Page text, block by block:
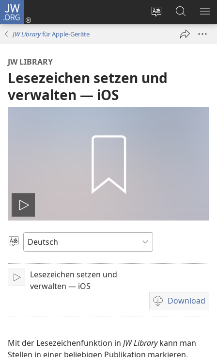
JW.ORG
Websitesprache
ändern
Anmelden
(öffnet
Suche
JW Libraryfür Apple-Geräte
JW LIBRARY
Lesezeichen setzen und
verwalten — iOS
Video
abspielen
Sprache
auswählen
Abspielen
Lesezeichen setzen und
verwalten — iOS
Download
für
Mit der Lesezeichenfunktion in JW Librarykann man
Stellen in einer beliebigen Publikation markieren,